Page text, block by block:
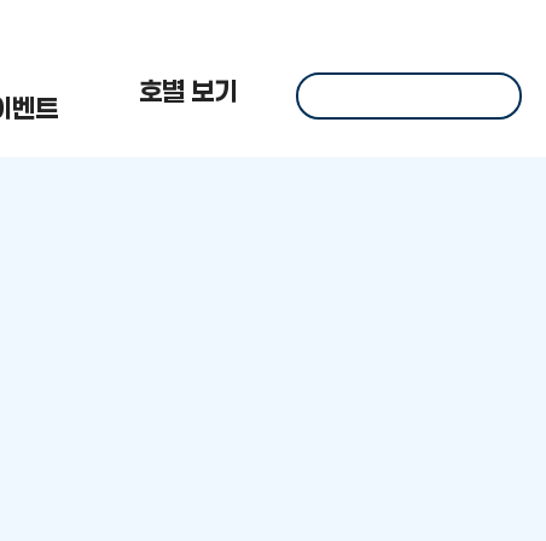
벤트
호별 보기